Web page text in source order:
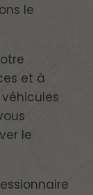
le
et à
le